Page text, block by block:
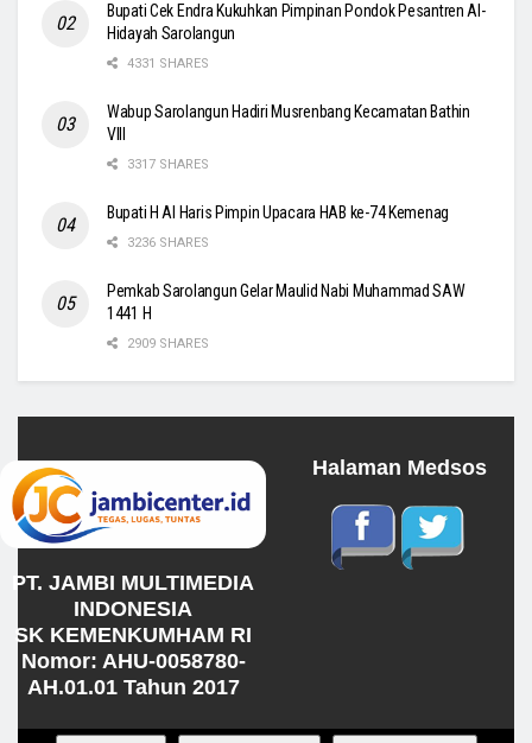
Bupati Cek Endra Kukuhkan Pimpinan Pondok Pesantren Al-
Hidayah Sarolangun
4331 SHARES
Wabup Sarolangun Hadiri Musrenbang Kecamatan Bathin
VIII
3317 SHARES
Bupati H Al Haris Pimpin Upacara HAB ke-74 Kemenag
3236 SHARES
Pemkab Sarolangun Gelar Maulid Nabi Muhammad SAW
1441 H
2909 SHARES
PT. JAMBI MULTIMEDIA
INDONESIA
SK KEMENKUMHAM RI
Nomor: AHU-0058780-
AH.01.01 Tahun 2017
Halaman Medsos